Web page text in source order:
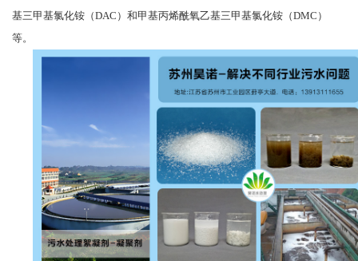
基三甲基氯化铵（DAC）和甲基丙烯酰氧乙基三甲基氯化铵（DMC）
等。